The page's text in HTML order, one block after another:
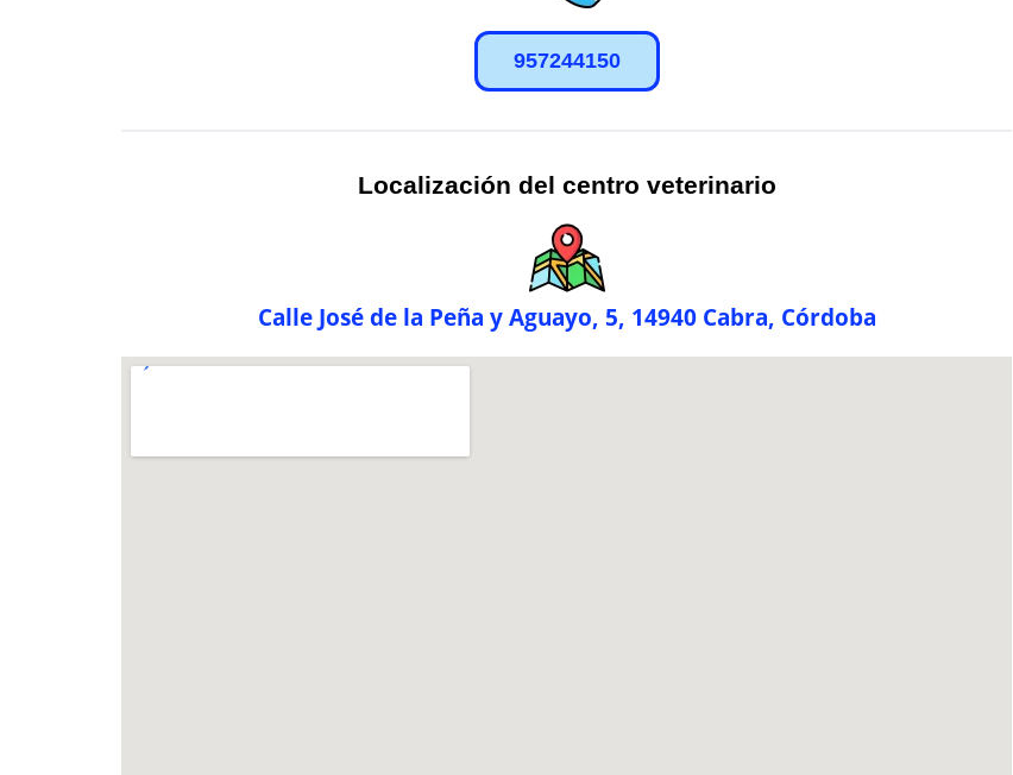
957244150
Localización del centro veterinario
Calle José de la Peña y Aguayo, 5, 14940 Cabra, Córdoba